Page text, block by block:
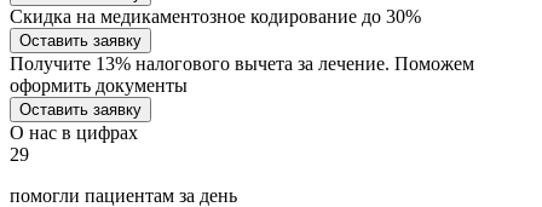
Скидка на медикаментозное кодирование до 30%
Оставить заявку
Получите 13% налогового вычета за лечение. Поможем
оформить документы
Оставить заявку
О нас в цифрах
29
помогли пациентам за день